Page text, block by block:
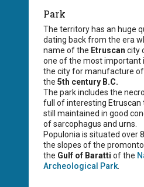
Park
The territory has an huge
dating back from the era
name of the Etruscan city
one of the most important
the city for manufacture
the 5th century B.C.
The park includes the
full of interesting Etruscan
still maintained in good
of sarcophagus and urns.
Populonia is situated over
the slopes of the
the Gulf of Baratti of the
Archeological Park